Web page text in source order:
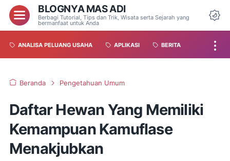
BLOGNYA MAS ADI
Berbagi Tutorial, Tips dan Trik, Wisata serta Sejarah yang
bermanfaat untuk Anda
ANALISA PELUANG USAHA APLIKASI BERITA
Beranda Pengetahuan Umum
Daftar Hewan Yang Memiliki
Kemampuan Kamuflase
Menakjubkan